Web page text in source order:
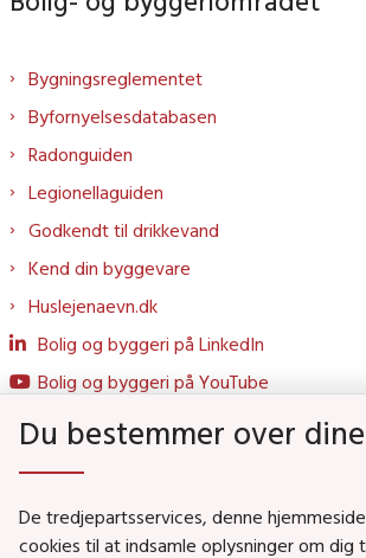
Bygningsreglementet
Byfornyelsesdatabasen
Radonguiden
Legionellaguiden
Godkendt til drikkevand
Kend din byggevare
Huslejenaevn.dk
Bolig og byggeri på LinkedIn
Bolig og byggeri på YouTube
Social- og Boligministeriet
Du bestemmer over
De tredjepartsservices, denne
cookies til at indsamle oplysninger om dig